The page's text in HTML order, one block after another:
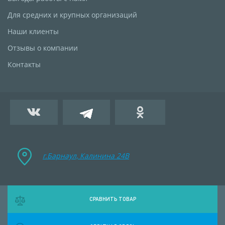
Для средних и крупных организаций
Наши клиенты
Отзывы о компании
Контакты
г.Барнаул, Калинина 24B
СРАВНИТЬ ТОВАР